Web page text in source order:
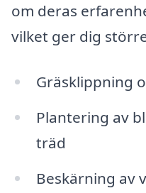
om deras
vilket ger dig
Gräsklippning
Plantering av
träd
Beskärning av